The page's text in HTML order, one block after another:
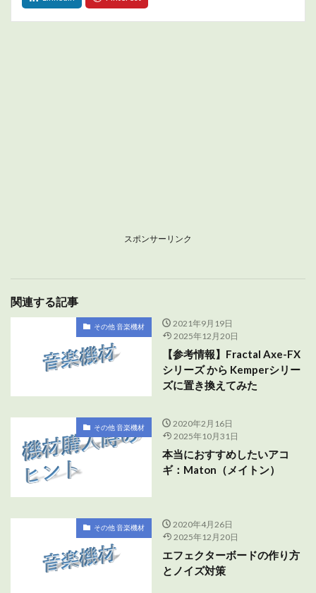
スポンサーリンク
関連する記事
その他 音楽機材
2021年9月19日
2025年12月20日
【参考情報】Fractal Axe-FX
シリーズ から Kemperシリー
ズに置き換えてみた
その他 音楽機材
2020年2月16日
2025年10月31日
本当におすすめしたいアコ
ギ：Maton（メイトン）
その他 音楽機材
2020年4月26日
2025年12月20日
エフェクターボードの作り方
とノイズ対策